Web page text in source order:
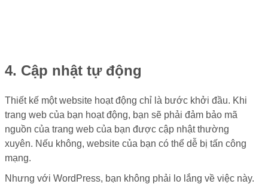
4. Cập nhật tự động
Thiết kế một website hoạt động chỉ là bước khởi đầu. Khi
trang web của bạn hoạt động, bạn sẽ phải đảm bảo mã
nguồn của trang web của bạn được cập nhật thường
xuyên. Nếu không, website của bạn có thể dễ bị tấn công
mạng.
Nhưng với WordPress, bạn không phải lo lắng về việc này.